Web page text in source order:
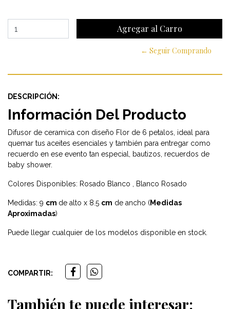
← Seguir Comprando
DESCRIPCIÓN:
Información Del Producto
Difusor de ceramica con diseño Flor de 6 petalos, ideal para
quemar tus aceites esenciales y también para entregar como
recuerdo en ese evento tan especial, bautizos, recuerdos de
baby shower.
Colores Disponibles: Rosado Blanco , Blanco Rosado
Medidas: 9 cm de alto x 8.5 cm de ancho (Medidas
Aproximadas)
Puede llegar cualquier de los modelos disponible en stock.
COMPARTIR:
También te puede interesar: